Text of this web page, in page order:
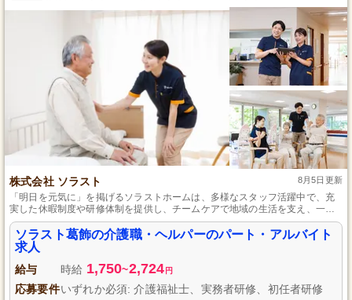
株式会社 ソラスト 8月5日更新
「明日を元気に」を掲げるソラストホームは、多様なスタッフ活躍中で、充
実した休暇制度や研修体制を提供し、チームケアで地域の生活を支え、一人
ひとりに合った介護を提供するため、安心して長く働けます。
ソラスト葛飾の介護職・ヘルパーのパート・アルバイト
求人
給与 時給 1,750~2,724 円
応募要件いずれか必須: 介護福祉士、実務者研修、初任者研修